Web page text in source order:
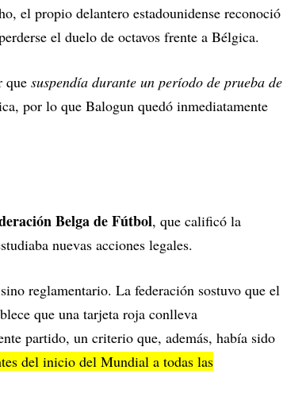
el propio delantero estadounidense reconoció
el duelo de octavos frente a Bélgica.
que suspendía durante un período de prueba de
por lo que Balogun quedó inmediatamente
Belga de Fútbol, que calificó la
nuevas acciones legales.
reglamentario. La federación sostuvo que el
que una tarjeta roja conlleva
partido, un criterio que, además, había sido
del inicio del Mundial a todas las